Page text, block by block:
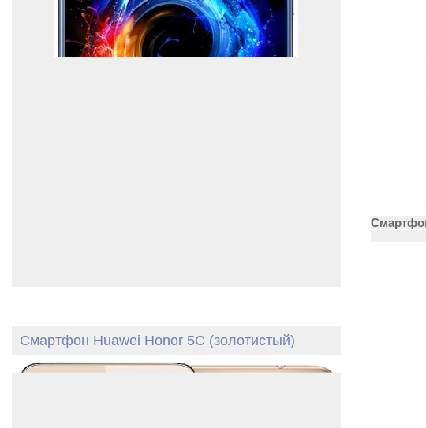
Смартфон Huawei Honor 5C (золотистый)